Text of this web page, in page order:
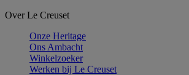
Over Le Creuset
Onze Heritage
Ons Ambacht
Winkelzoeker
Werken bij Le Creuset